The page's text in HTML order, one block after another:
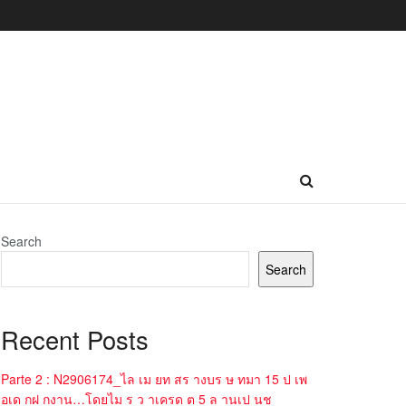
Search
Search
Recent Posts
Parte 2 : N2906174_ไล เม ยท สร างบร ษ ทมา 15 ป เพ
อเด กฝ กงาน…โดยไม ร ว าเครด ต 5 ล านเป นช